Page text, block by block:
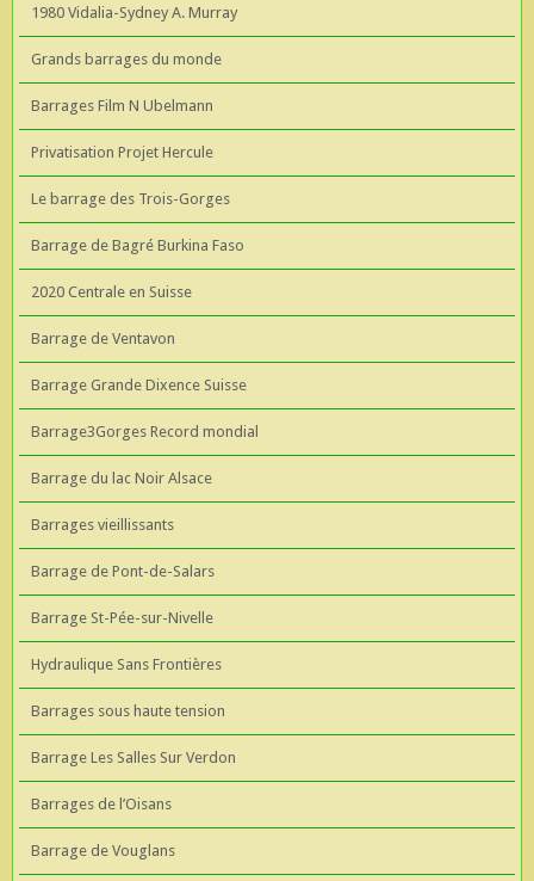
1980 Vidalia-Sydney A. Murray
Grands barrages du monde
Barrages Film N Ubelmann
Privatisation Projet Hercule
Le barrage des Trois-Gorges
Barrage de Bagré Burkina Faso
2020 Centrale en Suisse
Barrage de Ventavon
Barrage Grande Dixence Suisse
Barrage3Gorges Record mondial
Barrage du lac Noir Alsace
Barrages vieillissants
Barrage de Pont-de-Salars
Barrage St-Pée-sur-Nivelle
Hydraulique Sans Frontières
Barrages sous haute tension
Barrage Les Salles Sur Verdon
Barrages de l’Oisans
Barrage de Vouglans